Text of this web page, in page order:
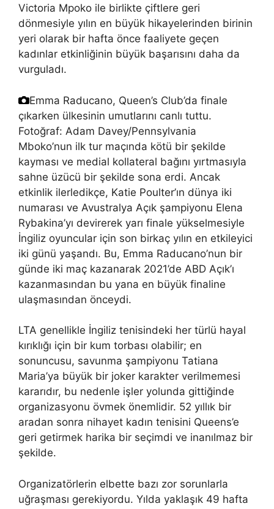
Victoria Mpoko ile birlikte çiftlere geri
dönmesiyle yılın en büyük hikayelerinden birinin
yeri olarak bir hafta önce faaliyete geçen
kadınlar etkinliğinin büyük başarısını daha da
vurguladı.
Emma Raducano, Queen’s Club’da finale
çıkarken ülkesinin umutlarını canlı tuttu.
Fotoğraf: Adam Davey/Pennsylvania
Mboko’nun ilk tur maçında kötü bir şekilde
kayması ve medial kollateral bağını yırtmasıyla
sahne üzücü bir şekilde sona erdi. Ancak
etkinlik ilerledikçe, Katie Poulter’ın dünya iki
numarası ve Avustralya Açık şampiyonu Elena
Rybakina’yı devirerek yarı finale yükselmesiyle
İngiliz oyuncular için son birkaç yılın en etkileyici
iki günü yaşandı. Bu, Emma Raducano’nun bir
günde iki maç kazanarak 2021’de ABD Açık’ı
kazanmasından bu yana en büyük finaline
ulaşmasından önceydi.
LTA genellikle İngiliz tenisindeki her türlü hayal
kırıklığı için bir kum torbası olabilir; en
sonuncusu, savunma şampiyonu Tatiana
Maria’ya büyük bir joker karakter verilmemesi
kararıdır, bu nedenle işler yolunda gittiğinde
organizasyonu övmek önemlidir. 52 yıllık bir
aradan sonra nihayet kadın tenisini Queens’e
geri getirmek harika bir seçimdi ve inanılmaz bir
şekilde.
Organizatörlerin elbette bazı zor sorunlarla
uğraşması gerekiyordu. Yılda yaklaşık 49 hafta